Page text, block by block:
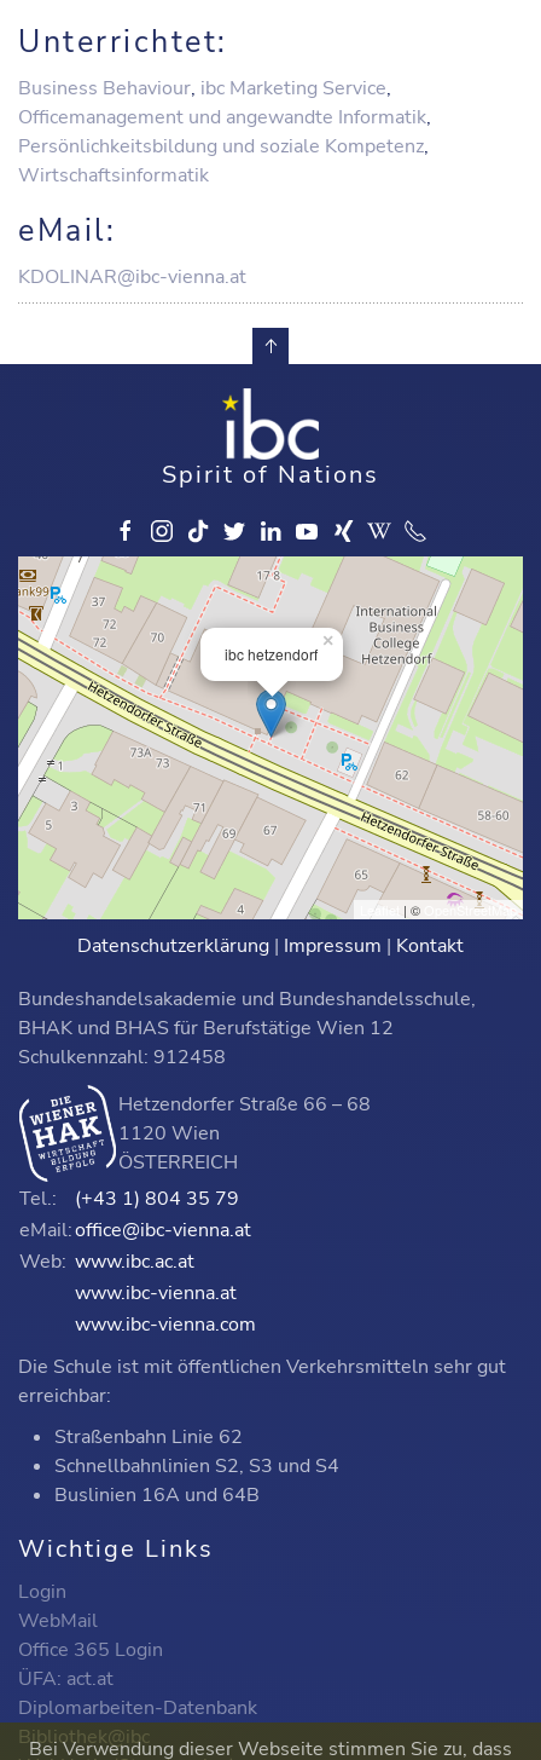
Unterrichtet:
Business Behaviour, ibc Marketing Service,
Officemanagement und angewandte Informatik,
Persönlichkeitsbildung und soziale Kompetenz,
Wirtschaftsinformatik
eMail:
KDOLINAR@ibc-vienna.at
Spirit of Nations
ibc hetzendorf
×
Leaflet | © OpenStreetMap
Datenschutzerklärung | Impressum | Kontakt
Bundeshandelsakademie und Bundeshandelsschule,
BHAK und BHAS für Berufstätige Wien 12
Schulkennzahl: 912458
Hetzendorfer Straße 66 – 68
1120 Wien
ÖSTERREICH
Tel.:
(+43 1) 804 35 79
eMail:office@ibc-vienna.at
Web: www.ibc.ac.at
www.ibc-vienna.at
www.ibc-vienna.com
Die Schule ist mit öffentlichen Verkehrsmitteln sehr gut
erreichbar:
Straßenbahn Linie 62
Schnellbahnlinien S2, S3 und S4
Buslinien 16A und 64B
Wichtige Links
Login
WebMail
Office 365 Login
ÜFA: act.at
Diplomarbeiten-Datenbank
Bibliothek@ibc
Bei Verwendung dieser Webseite stimmen Sie zu, dass